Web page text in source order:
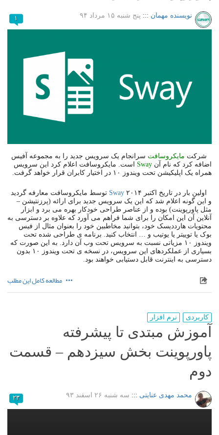
نویسنده مهمان ::: پنج شنبه ۱۵ مرداد ۹۴ ۱
شرکت مایکروسافت سرانجام یک سرویس جدید را به مجموعه آفیس
اضافه کرد که نام آن Sway است. مایکروسافت اعلام کرد این سرویس
همراه یک اپلیکیشن تحت ویندوز ۱۰ در اختیار کابران قرار خواهد گرفت.
اولین بار در تاریخ اکتبر ۲۰۱۴ Sway توسط مایکروسافت معارفه گردید
و این گونه اعلام شد که این یک سرویس جدید برای ارائه (پرزنتیشن –
مثل پاورپوینت) بوده و از عناصر طراحی خودکار بهره می برد و ابزار
آنلاین آن این امکان را برای شما فراهم می آورد که علاوه بر دسترسی به
محتویات هارددیسک خود، بتوانید مخاطبین خود را بعنوان مثال از فیس
بوک یا توییتر یا یوتیب و … انتخاب کنید. برنامه ی طراحی شده تحت
ویندوز ۱۰ مزیاتی نسبت به سرویس تحت وب آن دارد. به این صورت که
بسیاری از عملکردهای این سرویس، در نسخه ی تحت ویندوز ۱۰ بدون
دسترسی به اینترنت قابل دستیابی خواهند بود.
مطالعه کامل این مطلب
کاربردی نرم افزار
آموزش مبتدی تا پیشرفته
پاورپوینت بخش سیزدهم – قسمت
دوم
محمد مهدی عنایتی ::: سه شنبه ۲۶ اسفند ۹۳ ۲۳